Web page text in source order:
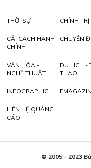
THỜI SỰ CHÍNH TRỊ
CẢI CÁCH HÀNH
CHÍNH
CHUYỂN
VĂN HÓA -
NGHỆ THUẬT
DU LỊCH -
THAO
INFOGRAPHIC
LIÊN HỆ QUẢNG
CÁO
© 2005 - 2023